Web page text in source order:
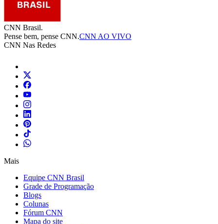
CNN Brasil.
Pense bem, pense CNN.CNN AO VIVO
CNN Nas Redes
Mais
Equipe CNN Brasil
Grade de Programação
Blogs
Colunas
Fórum CNN
Mapa do site